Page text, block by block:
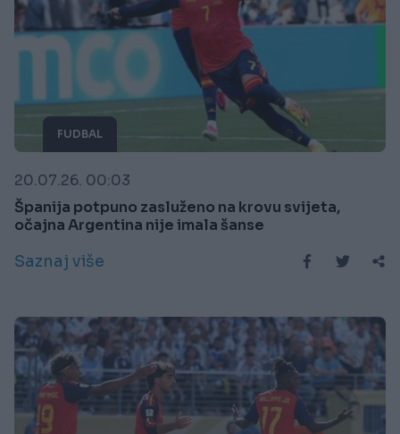
FUDBAL
20.07.26. 00:03
Španija potpuno zasluženo na krovu svijeta,
očajna Argentina nije imala šanse
Saznaj više